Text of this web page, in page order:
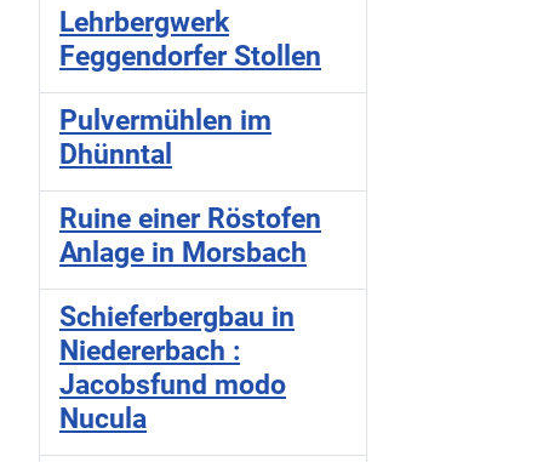
Lehrbergwerk
Feggendorfer Stollen
Pulvermühlen im
Dhünntal
Ruine einer Röstofen
Anlage in Morsbach
Schieferbergbau in
Niedererbach :
Jacobsfund modo
Nucula